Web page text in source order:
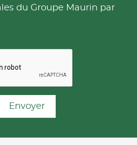
du Groupe Maurin par
Envoyer